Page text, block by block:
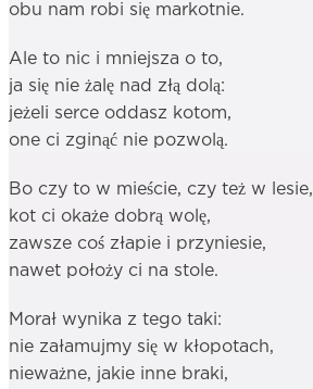
obu nam robi się markotnie.
Ale to nic i mniejsza o to,
ja się nie żalę nad złą dolą:
jeżeli serce oddasz kotom,
one ci zginąć nie pozwolą.
Bo czy to w mieście, czy też w lesie,
kot ci okaże dobrą wolę,
zawsze coś złapie i przyniesie,
nawet położy ci na stole.
Morał wynika z tego taki:
nie załamujmy się w kłopotach,
nieważne, jakie inne braki,